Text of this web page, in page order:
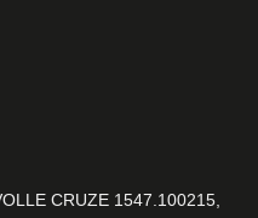
CRUZE 1547.100215,